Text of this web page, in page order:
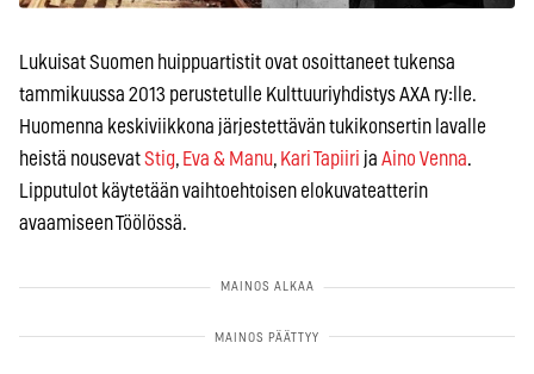
Lukuisat Suomen huippuartistit ovat osoittaneet tukensa
tammikuussa 2013 perustetulle Kulttuuriyhdistys AXA ry:lle.
Huomenna keskiviikkona järjestettävän tukikonsertin lavalle
heistä nousevatStig, Eva & Manu, Kari Tapiiri ja Aino Venna.
Lipputulot käytetään vaihtoehtoisen elokuvateatterin
avaamiseen Töölössä.